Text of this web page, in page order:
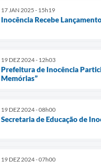
17 JAN 2025 - 15h19
Inocência Recebe
19 DEZ 2024 - 12h03
Prefeitura de Inocência
Memórias”
19 DEZ 2024 - 08h00
Secretaria de Educação de
19 DEZ 2024 - 07h00